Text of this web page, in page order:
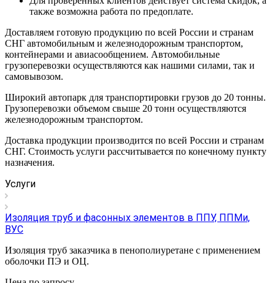
также возможна работа по предоплате.
Доставляем готовую продукцию по всей России и странам
СНГ автомобильным и железнодорожным транспортом,
контейнерами и авиасообщением. Автомобильные
грузоперевозки осуществляются как нашими силами, так и
самовывозом.
Широкий автопарк для транспортировки грузов до 20 тонны.
Грузоперевозки объемом свыше 20 тонн осуществляются
железнодорожным транспортом.
Доставка продукции производится по всей России и странам
СНГ. Стоимость услуги рассчитывается по конечному пункту
назначения.
Услуги
Изоляция труб и фасонных элементов в ППУ, ППМи,
ВУС
Изоляция труб заказчика в пенополиуретане с применением
оболочки ПЭ и ОЦ.